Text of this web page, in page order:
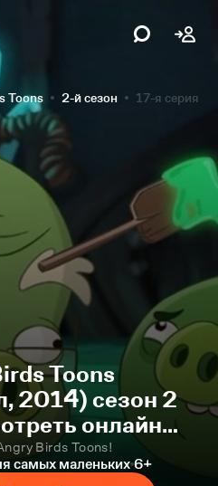
Toons 2-й сезон 17-я серия
Toons
2014) сезон 2
онлайн
Birds Toons!
самых маленьких 6+